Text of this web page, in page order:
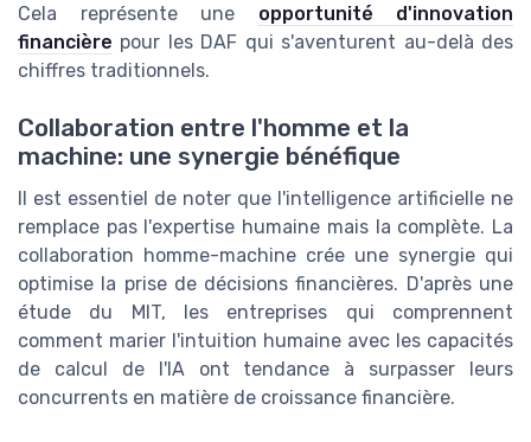
Cela représente une opportunité d'innovation
financière pour les DAF qui s'aventurent au-delà des
chiffres traditionnels.
Collaboration entre l'homme et la
machine: une synergie bénéfique
Il est essentiel de noter que l'intelligence artificielle ne
remplace pas l'expertise humaine mais la complète. La
collaboration homme-machine crée une synergie qui
optimise la prise de décisions financières. D'après une
étude du MIT, les entreprises qui comprennent
comment marier l'intuition humaine avec les capacités
de calcul de l'IA ont tendance à surpasser leurs
concurrents en matière de croissance financière.